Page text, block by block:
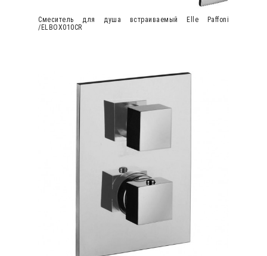
Cмеситель для душа встраиваемый Elle Paffoni
/ELBOX010CR